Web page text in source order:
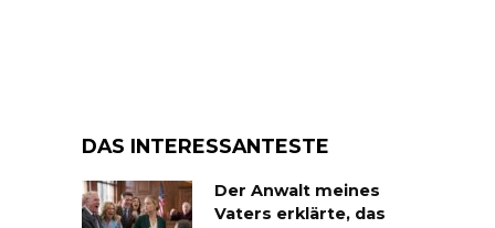
DAS INTERESSANTESTE
Der Anwalt meines
Vaters erklärte, das